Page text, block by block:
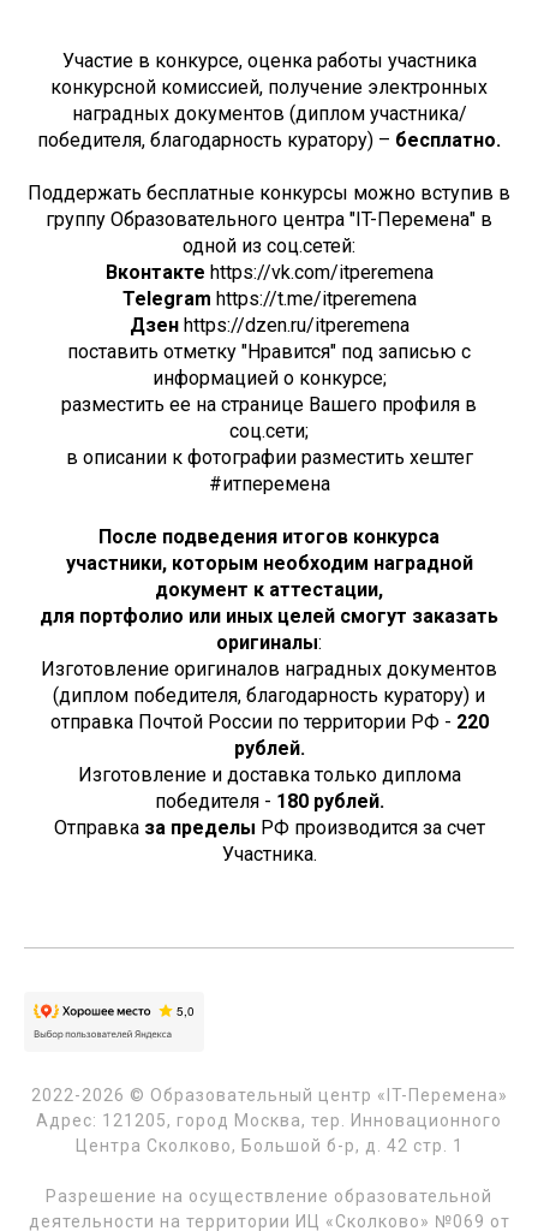
Участие в конкурсе, оценка работы участника
конкурсной комиссией, получение электронных
наградных документов (диплом участника/
победителя, благодарность куратору) – бесплатно.
Поддержать бесплатные конкурсы можно вступив в
группу Образовательного центра "IT-Перемена" в
одной из соц.сетей:
Вконтакте https://vk.com/itperemena
Telegram https://t.me/itperemena
Дзенhttps://dzen.ru/itperemena
поставить отметку "Нравится" под записью с
информацией о конкурсе;
разместить ее на странице Вашего профиля в
соц.сети;
в описании к фотографии разместить хештег
#итперемена
После подведения итогов конкурса
участники, которым необходим наградной
документ к аттестации,
для портфолио или иных целей смогут заказать
оригиналы:
Изготовление оригиналов наградных документов
(диплом победителя, благодарность куратору) и
отправка Почтой России по территории РФ - 220
рублей.
Изготовление и доставка только диплома
победителя - 180 рублей.
Отправка за пределы РФ производится за счет
Участника.
2022-2026 © Образовательный центр «IT-Перемена»
Адрес: 121205, город Москва, тер. Инновационного
Центра Сколково, Большой б-р, д. 42 стр. 1
Разрешение на осуществление образовательной
деятельности на территории ИЦ «Сколково» №069 от